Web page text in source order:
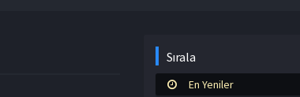
Sırala
En Yeniler